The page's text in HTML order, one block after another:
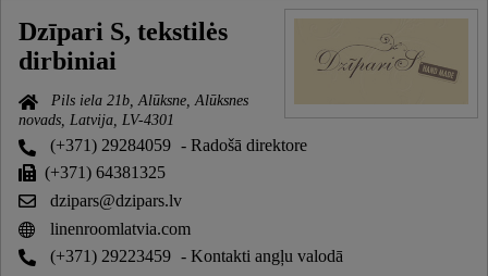
Dzīpari S, tekstilės
dirbiniai
Pils iela 21b, Alūksne, Alūksnes
novads, Latvija, LV-4301
(+371) 29284059 - Radošā direktore
(+371) 64381325
dzipars@dzipars.lv
linenroomlatvia.com
(+371) 29223459 - Kontakti angļu valodā